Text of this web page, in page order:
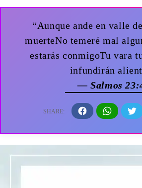
“Aunque ande en valle
muerteNo temeré mal
estarás conmigoTu vara
infundirán
— Salmos